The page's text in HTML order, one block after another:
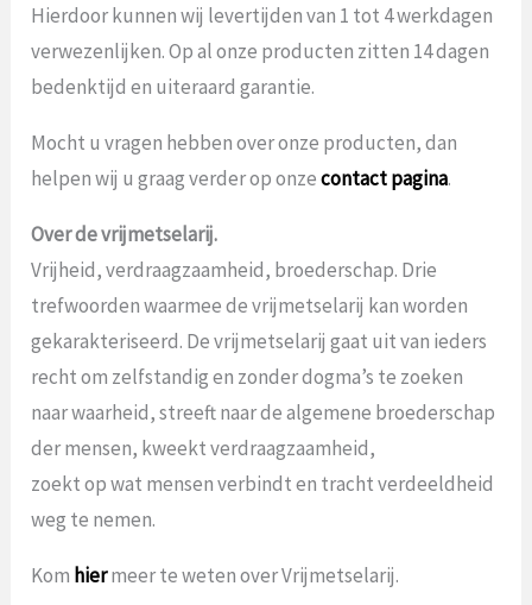
Hierdoor kunnen wij levertijden van 1 tot 4 werkdagen
verwezenlijken. Op al onze producten zitten 14 dagen
bedenktijd en uiteraard garantie.
Mocht u vragen hebben over onze producten, dan
helpen wij u graag verder op onzecontact pagina.
Over de vrijmetselarij.
Vrijheid, verdraagzaamheid, broederschap. Drie
trefwoorden waarmee de vrijmetselarij kan worden
gekarakteriseerd. De vrijmetselarij gaat uit van ieders
recht om zelfstandig en zonder dogma’s te zoeken
naar waarheid, streeft naar de algemene broederschap
der mensen, kweekt verdraagzaamheid,
zoekt op wat mensen verbindt en tracht verdeeldheid
weg te nemen.
Kom hiermeer te weten over Vrijmetselarij.